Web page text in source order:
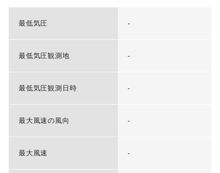
最低気圧 -
最低気圧観測地 -
最低気圧観測日時 -
最大風速の風向 -
最大風速 -